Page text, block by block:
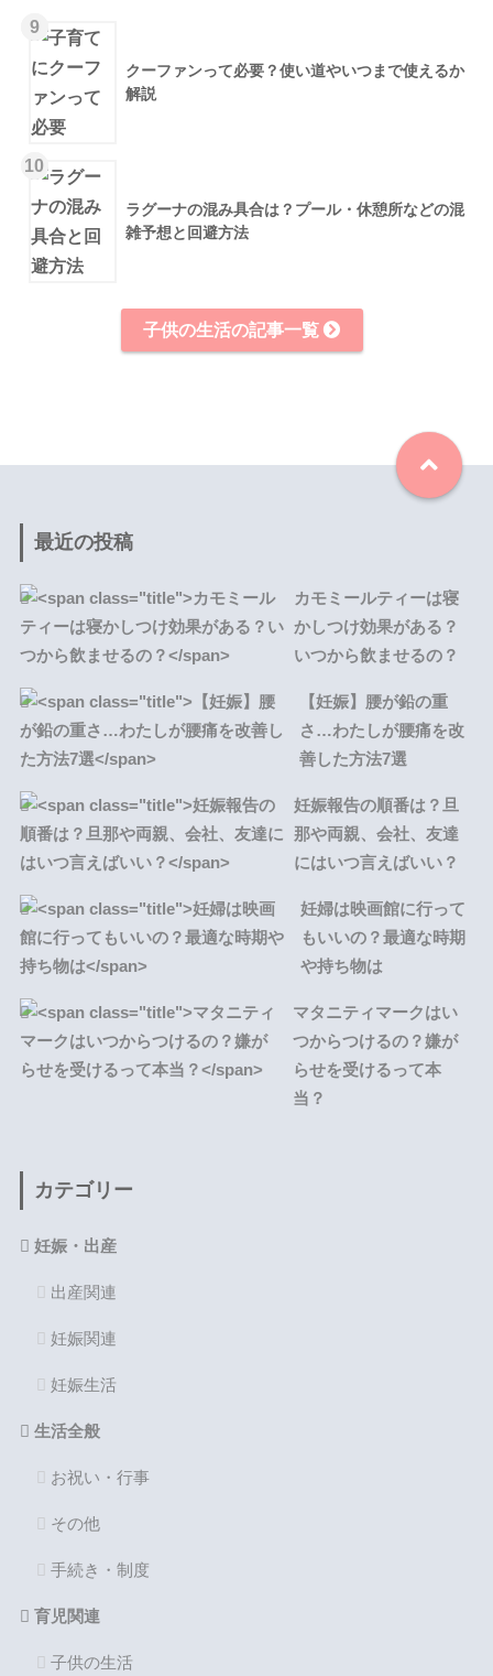
9
クーファンって必要？使い道やいつまで使えるか
解説
10
ラグーナの混み具合は？プール・休憩所などの混
雑予想と回避方法
子供の生活の記事一覧
最近の投稿
カモミールティーは寝
かしつけ効果がある？
いつから飲ませるの？
【妊娠】腰が鉛の重
さ…わたしが腰痛を改
善した方法7選
妊娠報告の順番は？旦
那や両親、会社、友達
にはいつ言えばいい？
妊婦は映画館に行って
もいいの？最適な時期
や持ち物は
マタニティマークはい
つからつけるの？嫌が
らせを受けるって本
当？
カテゴリー
妊娠・出産
出産関連
妊娠関連
妊娠生活
生活全般
お祝い・行事
その他
手続き・制度
育児関連
子供の生活